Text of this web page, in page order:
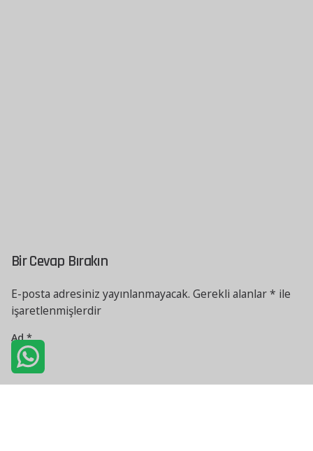
Bir Cevap Bırakın
E-posta adresiniz yayınlanmayacak. Gerekli alanlar* ile
işaretlenmişlerdir
Ad*